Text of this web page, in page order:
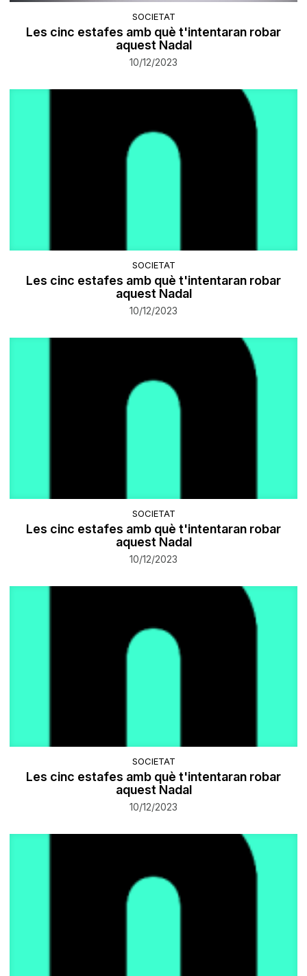
SOCIETAT
​Les cinc estafes amb què t'intentaran robar
aquest Nadal
10/12/2023
SOCIETAT
​Les cinc estafes amb què t'intentaran robar
aquest Nadal
10/12/2023
SOCIETAT
​Les cinc estafes amb què t'intentaran robar
aquest Nadal
10/12/2023
SOCIETAT
​Les cinc estafes amb què t'intentaran robar
aquest Nadal
10/12/2023